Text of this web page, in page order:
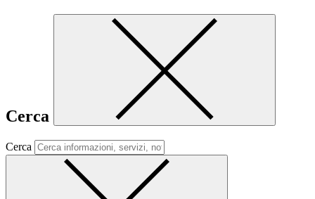
Cerca
Cerca